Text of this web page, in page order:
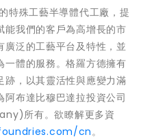
特殊工藝半導體代工廠，提
能我們的客戶為高增長的市
廣泛的工藝平台及特性，並
一體的服務。格羅方德擁有
跡，以其靈活性與應變力滿
布達比穆巴達拉投資公司
所有。欲瞭解更多資
cn。